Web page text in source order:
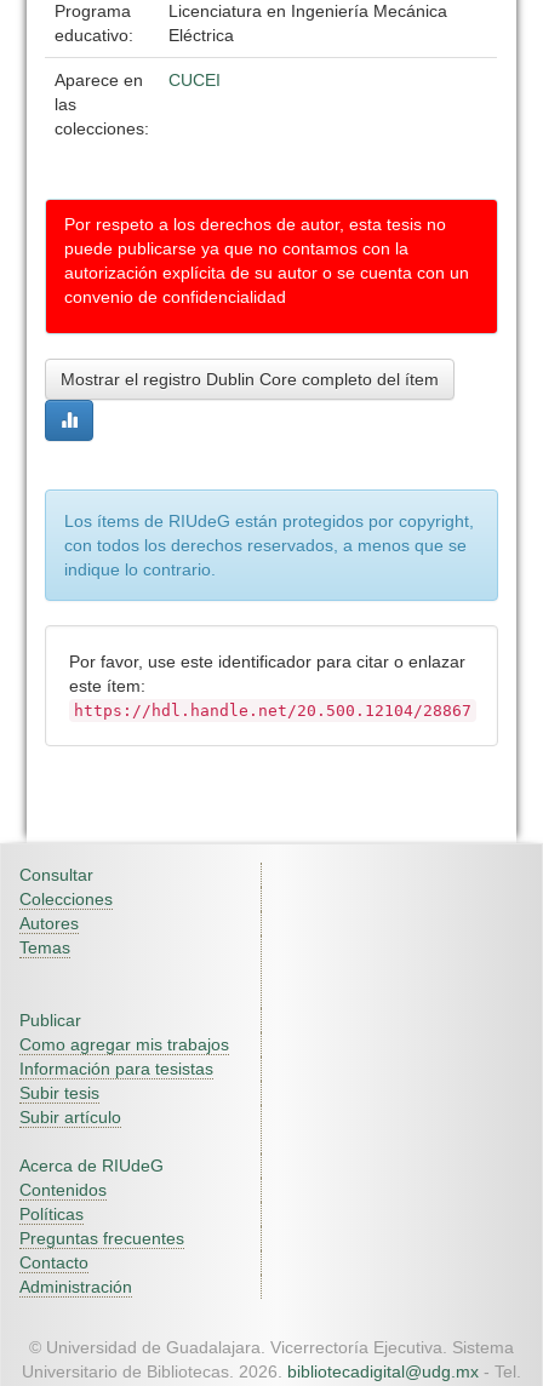
Programa
educativo:
Licenciatura en Ingeniería Mecánica
Eléctrica
Aparece en
las
colecciones:
CUCEI
Por respeto a los derechos de autor, esta tesis no
puede publicarse ya que no contamos con la
autorización explícita de su autor o se cuenta con un
convenio de confidencialidad
Mostrar el registro Dublin Core completo del ítem
Los ítems de RIUdeG están protegidos por copyright,
con todos los derechos reservados, a menos que se
indique lo contrario.
Por favor, use este identificador para citar o enlazar
este ítem:
https://hdl.handle.net/20.500.12104/28867
Consultar
Colecciones
Autores
Temas
Publicar
Como agregar mis trabajos
Información para tesistas
Subir tesis
Subir artículo
Acerca de RIUdeG
Contenidos
Políticas
Preguntas frecuentes
Contacto
Administración
© Universidad de Guadalajara. Vicerrectoría Ejecutiva. Sistema
Universitario de Bibliotecas. 2026. bibliotecadigital@udg.mx - Tel.